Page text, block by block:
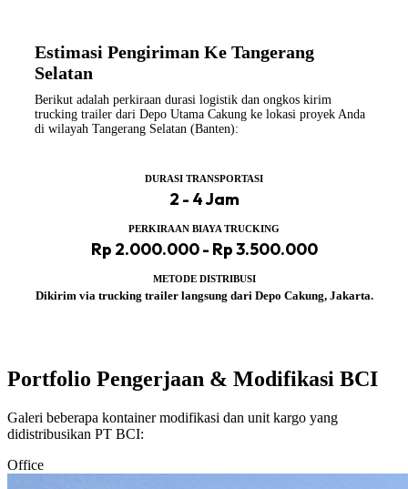
Estimasi Pengiriman Ke Tangerang
Selatan
Berikut adalah perkiraan durasi logistik dan ongkos kirim
trucking trailer dari Depo Utama Cakung ke lokasi proyek Anda
di wilayah Tangerang Selatan (Banten):
DURASI TRANSPORTASI
2 - 4 Jam
PERKIRAAN BIAYA TRUCKING
Rp 2.000.000 - Rp 3.500.000
METODE DISTRIBUSI
Dikirim via trucking trailer langsung dari Depo Cakung, Jakarta.
Portfolio Pengerjaan & Modifikasi BCI
Galeri beberapa kontainer modifikasi dan unit kargo yang
didistribusikan PT BCI:
Office